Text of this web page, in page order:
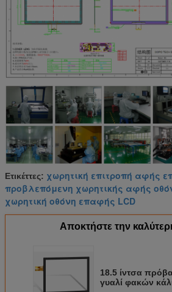
Ετικέττες: χωρητική επιτροπή αφής
προβλεπόμενη χωρητικής αφής
χωρητική οθόνη επαφής LCD
Αποκτήστε την
18.5 ίντσα
γυαλί φακών